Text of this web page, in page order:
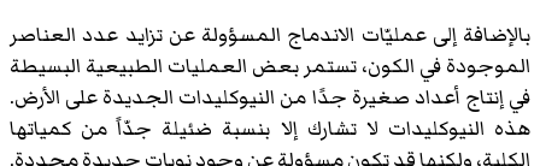
بالإضافة إلى عمليّات الاندماج المسؤولة عن تزايد عدد العناصر
الموجودة في الكون، تستمر بعض العمليات الطبيعية البسيطة
في إنتاج أعداد صغيرة جدًا من النيوكليدات الجديدة على الأرض.
هذه النيوكليدات لا تشارك إلا بنسبة ضئيلة جدّاً من كمياتها